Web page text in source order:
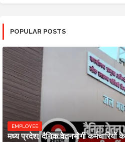
POPULAR POSTS
EMPLOYEE
मध्य प्रदेश: दैनिक वेतनभोगी कर्मचारियों